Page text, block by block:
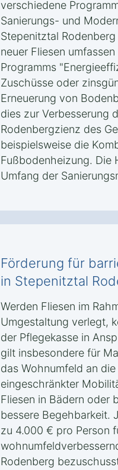
verschiedene
Sanierungs- und
Stepenitztal
neuer Fliesen
Programms
Zuschüsse oder
Erneuerung von
dies zur Verbesserung
Rodenbergzienz des
beispielsweise die
Fußbodenheizung. Die
Umfang der
Förderung für
in Stepenitztal
Werden Fliesen im
Umgestaltung verlegt,
der Pflegekasse in
gilt insbesondere für
das Wohnumfeld an
eingeschränkter
Fliesen in Bädern oder
bessere Begehbarkeit.
zu 4.000 € pro Person
Rodenberg